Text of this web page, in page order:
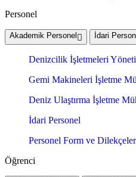
Personel
Akademik Personel İdari
Denizcilik İşletmeleri
Gemi Makineleri İşletme
Deniz Ulaştırma İşletme
İdari Personel
Personel Form ve
Öğrenci